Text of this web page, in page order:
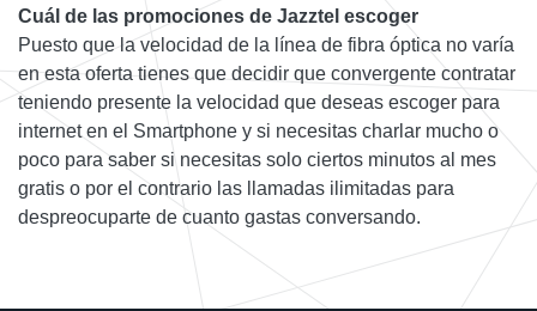
Cuál de las promociones de Jazztel escoger
Puesto que la velocidad de la línea de fibra óptica no varía
en esta oferta tienes que decidir que convergente contratar
teniendo presente la velocidad que deseas escoger para
internet en el Smartphone y si necesitas charlar mucho o
poco para saber si necesitas solo ciertos minutos al mes
gratis o por el contrario las llamadas ilimitadas para
despreocuparte de cuanto gastas conversando.